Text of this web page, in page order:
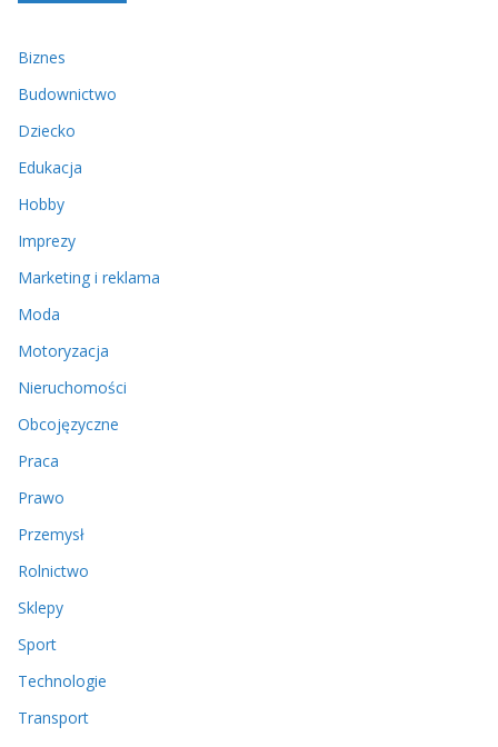
Biznes
Budownictwo
Dziecko
Edukacja
Hobby
Imprezy
Marketing i reklama
Moda
Motoryzacja
Nieruchomości
Obcojęzyczne
Praca
Prawo
Przemysł
Rolnictwo
Sklepy
Sport
Technologie
Transport